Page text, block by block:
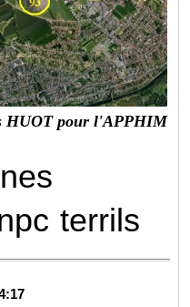
HUOT pour l'APPHIM
terrils